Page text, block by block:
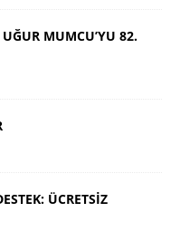
MUMCU’YU 82.
ÜCRETSİZ